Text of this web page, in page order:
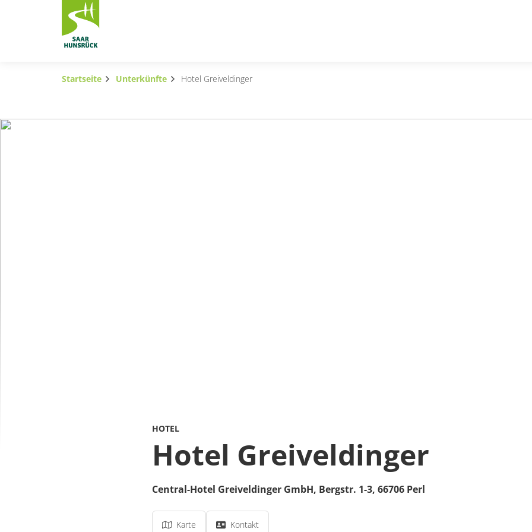
Zum Hauptinhalt springen
Subnavigation umschalten
Startseite Unterkünfte Hotel Greiveldinger
HOTEL
Hotel Greiveldinger
Central-Hotel Greiveldinger GmbH, Bergstr. 1-3, 66706 Perl
Karte Kontakt